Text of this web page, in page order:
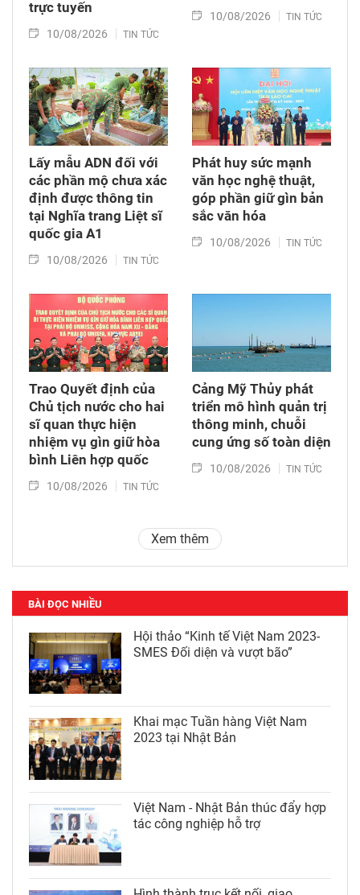
trực tuyến
10/08/2026 TIN TỨC
10/08/2026 TIN TỨC
Lấy mẫu ADN đối với
các phần mộ chưa xác
định được thông tin
tại Nghĩa trang Liệt sĩ
quốc gia A1
10/08/2026 TIN TỨC
Phát huy sức mạnh
văn học nghệ thuật,
góp phần giữ gìn bản
sắc văn hóa
10/08/2026 TIN TỨC
Trao Quyết định của
Chủ tịch nước cho hai
sĩ quan thực hiện
nhiệm vụ gìn giữ hòa
bình Liên hợp quốc
10/08/2026 TIN TỨC
Cảng Mỹ Thủy phát
triển mô hình quản trị
thông minh, chuỗi
cung ứng số toàn diện
10/08/2026 TIN TỨC
Xem thêm
BÀI ĐỌC NHIỀU
Hội thảo “Kinh tế Việt Nam 2023-
SMES Đối diện và vượt bão”
Khai mạc Tuần hàng Việt Nam
2023 tại Nhật Bản
Việt Nam - Nhật Bản thúc đẩy hợp
tác công nghiệp hỗ trợ